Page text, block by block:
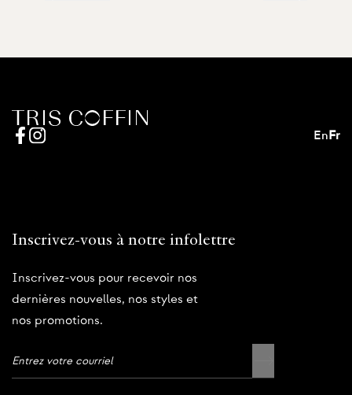
En Fr
Inscrivez-vous à notre infolettre
Inscrivez-vous pour recevoir nos
dernières nouvelles, nos styles et
nos promotions.